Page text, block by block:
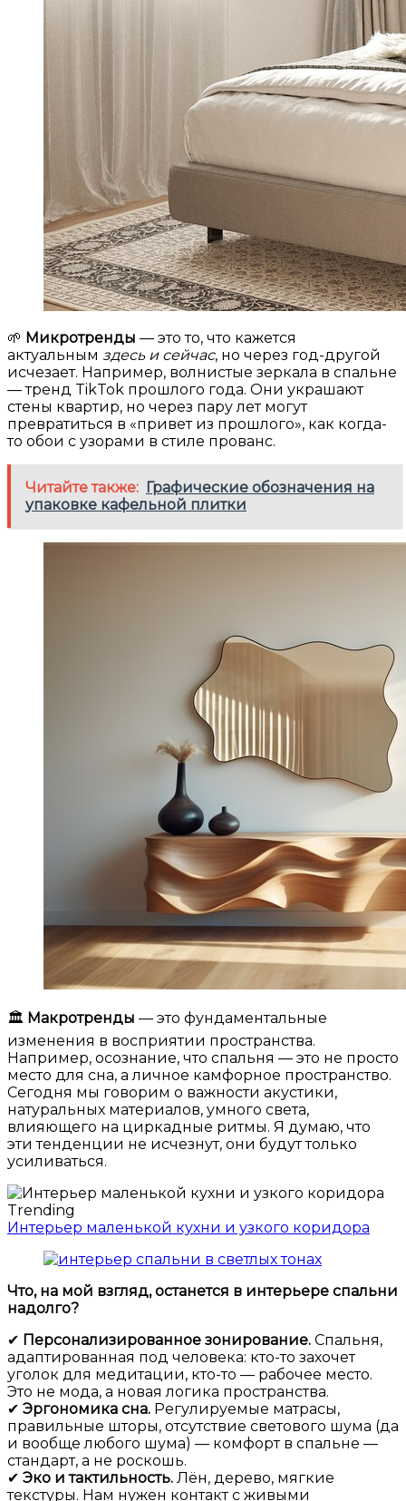
🌱 Микротренды — это то, что кажется
актуальным здесь и сейчас, но через год-другой
исчезает. Например, волнистые зеркала в спальне
— тренд TikTok прошлого года. Они украшают
стены квартир, но через пару лет могут
превратиться в «привет из прошлого», как когда-
то обои с узорами в стиле прованс.
Читайте также: Графические обозначения на
упаковке кафельной плитки
🏛 Макротренды — это фундаментальные
изменения в восприятии пространства.
Например, осознание, что спальня — это не просто
место для сна, а личное камфорное пространство.
Сегодня мы говорим о важности акустики,
натуральных материалов, умного света,
влияющего на циркадные ритмы. Я думаю, что
эти тенденции не исчезнут, они будут только
усиливаться.
Trending
Интерьер маленькой кухни и узкого коридора
Что, на мой взгляд, останется в интерьере спальни
надолго?
✔ Персонализированное зонирование. Спальня,
адаптированная под человека: кто-то захочет
уголок для медитации, кто-то — рабочее место.
Это не мода, а новая логика пространства.
✔ Эргономика сна. Регулируемые матрасы,
правильные шторы, отсутствие светового шума (да
и вообще любого шума) — комфорт в спальне —
стандарт, а не роскошь.
✔ Эко и тактильность. Лён, дерево, мягкие
текстуры. Нам нужен контакт с живыми